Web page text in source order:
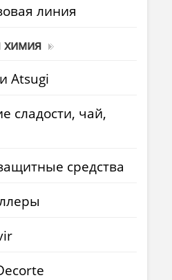
линия
химия
Atsugi
сладости, чай,
средства